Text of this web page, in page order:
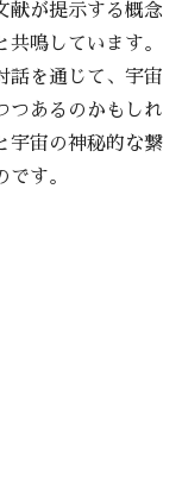
献が提示する概念
鳴しています。
話を通じて、宇宙
つあるのかもしれ
宇宙の神秘的な繋
す。